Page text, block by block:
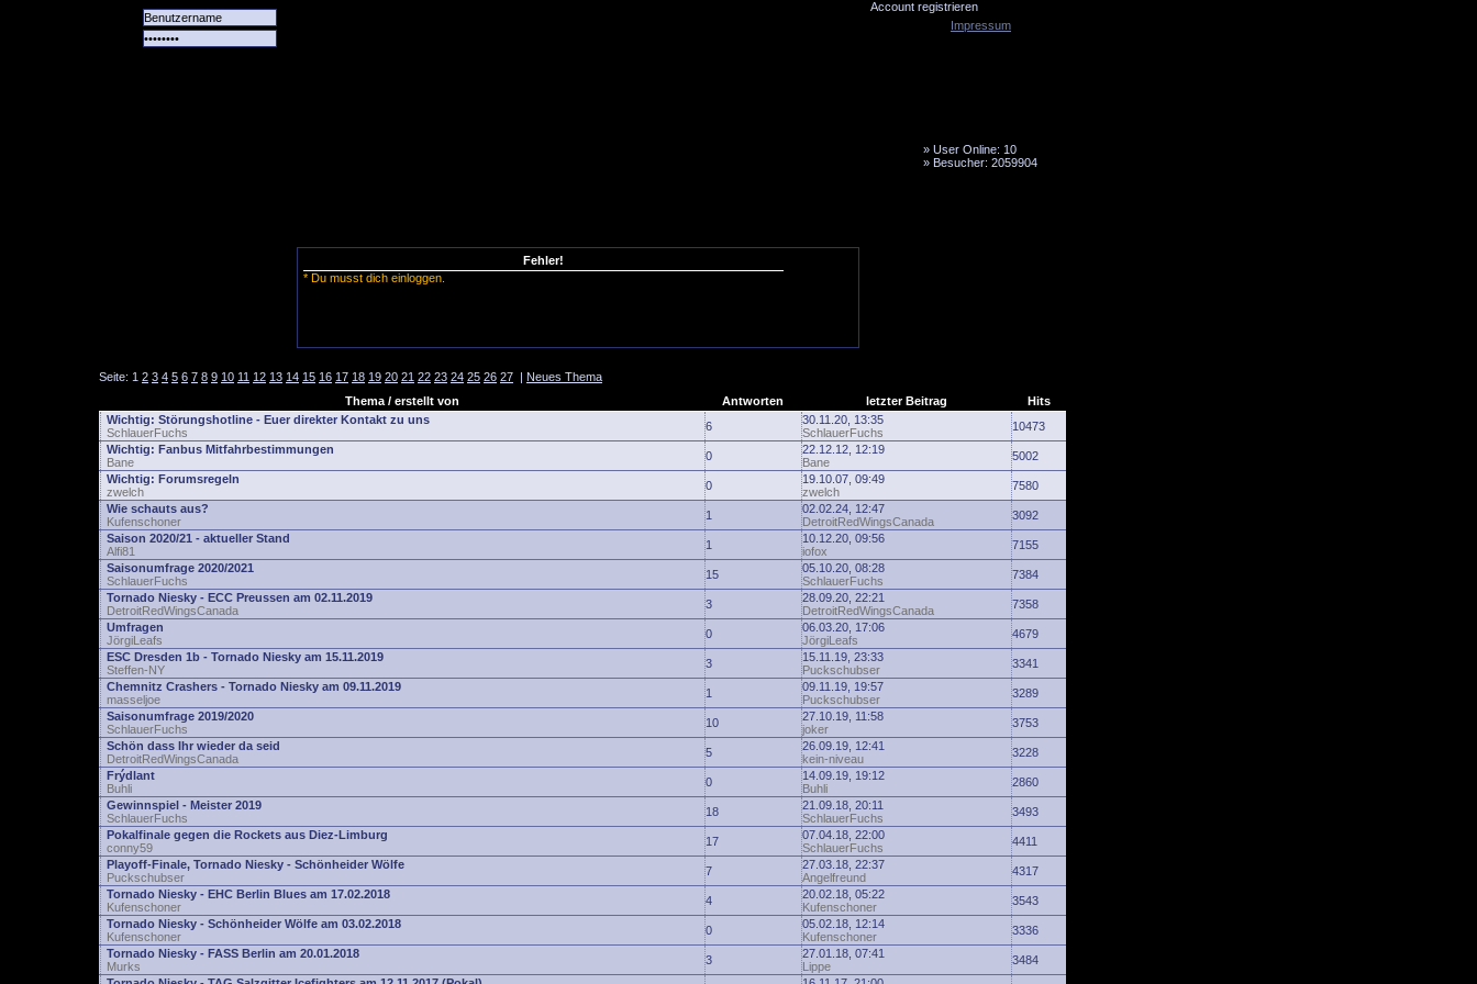
Account registrieren
» User Online: 10
» Besucher: 2059904
Fehler!
* Du musst dich einloggen.
Seite: 1 2 3 4 5 6 7 8 9 10 11 12 13 14 15 16 17 18 19 20 21 22 23 24 25 26 27 | Neues Thema
Thema / erstellt von
Antworten letzter Beitrag
Hits
Wichtig: Störungshotline - Euer direkter Kontakt zu uns
SchlauerFuchs
6
30.11.20, 13:35
SchlauerFuchs
10473
Wichtig: Fanbus Mitfahrbestimmungen
Bane
0
22.12.12, 12:19
Bane
5002
Wichtig: Forumsregeln
zwelch
0
19.10.07, 09:49
zwelch
7580
Wie schauts aus?
Kufenschoner
1
02.02.24, 12:47
DetroitRedWingsCanada
3092
Saison 2020/21 - aktueller Stand
Alfi81
1
10.12.20, 09:56
iofox
7155
Saisonumfrage 2020/2021
SchlauerFuchs
15
05.10.20, 08:28
SchlauerFuchs
7384
Tornado Niesky - ECC Preussen am 02.11.2019
DetroitRedWingsCanada
3
28.09.20, 22:21
DetroitRedWingsCanada
7358
Umfragen
JörgiLeafs
0
06.03.20, 17:06
JörgiLeafs
4679
ESC Dresden 1b - Tornado Niesky am 15.11.2019
Steffen-NY
3
15.11.19, 23:33
Puckschubser
3341
Chemnitz Crashers - Tornado Niesky am 09.11.2019
masseljoe
1
09.11.19, 19:57
Puckschubser
3289
Saisonumfrage 2019/2020
SchlauerFuchs
10
27.10.19, 11:58
joker
3753
Schön dass Ihr wieder da seid
DetroitRedWingsCanada
5
26.09.19, 12:41
kein-niveau
3228
Frýdlant
Buhli
0
14.09.19, 19:12
Buhli
2860
Gewinnspiel - Meister 2019
SchlauerFuchs
18
21.09.18, 20:11
SchlauerFuchs
3493
Pokalfinale gegen die Rockets aus Diez-Limburg
conny59
17
07.04.18, 22:00
SchlauerFuchs
4411
Playoff-Finale, Tornado Niesky - Schönheider Wölfe
Puckschubser
7
27.03.18, 22:37
Angelfreund
4317
Tornado Niesky - EHC Berlin Blues am 17.02.2018
Kufenschoner
4
20.02.18, 05:22
Kufenschoner
3543
Tornado Niesky - Schönheider Wölfe am 03.02.2018
Kufenschoner
0
05.02.18, 12:14
Kufenschoner
3336
Tornado Niesky - FASS Berlin am 20.01.2018
Murks
3
27.01.18, 07:41
Lippe
3484
Impressum